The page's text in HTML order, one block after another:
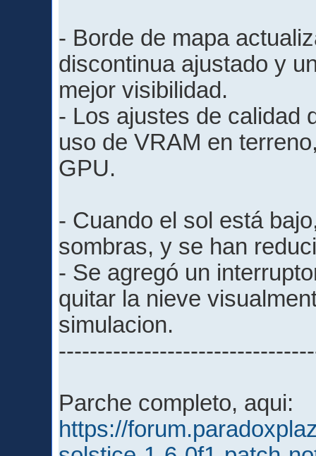
- Borde de mapa
discontinua ajustado y
mejor visibilidad.
- Los ajustes de calidad
uso de VRAM en
GPU.
- Cuando el sol está
sombras, y se han
- Se agregó un
quitar la nieve
simulacion.
Parche completo, aqui:
https://